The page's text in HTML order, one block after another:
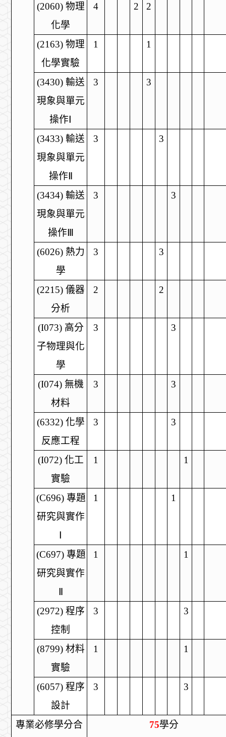
(2060) 物理
化學
4 2 2
(2163)物理
化學實驗
1 1
(3430)輸送
現象與單元
操作Ⅰ
3 3
(3433)輸送
現象與單元
操作Ⅱ
3 3
(3434)輸送
現象與單元
操作Ⅲ
3 3
(6026) 熱力
學
3 3
(2215) 儀器
分析
2 2
(I073) 高分
子物理與化
學
3 3
(I074) 無機
材料
3 3
(6332)化學
反應工程
3 3
(I072)化工
實驗
1 1
(C696) 專題
研究與實作
Ⅰ
1 1
(C697) 專題
研究與實作
Ⅱ
1 1
(2972) 程序
控制
3 3
(8799) 材料
實驗
1 1
(6057) 程序
設計
3 3
專業必修學分合
75學分